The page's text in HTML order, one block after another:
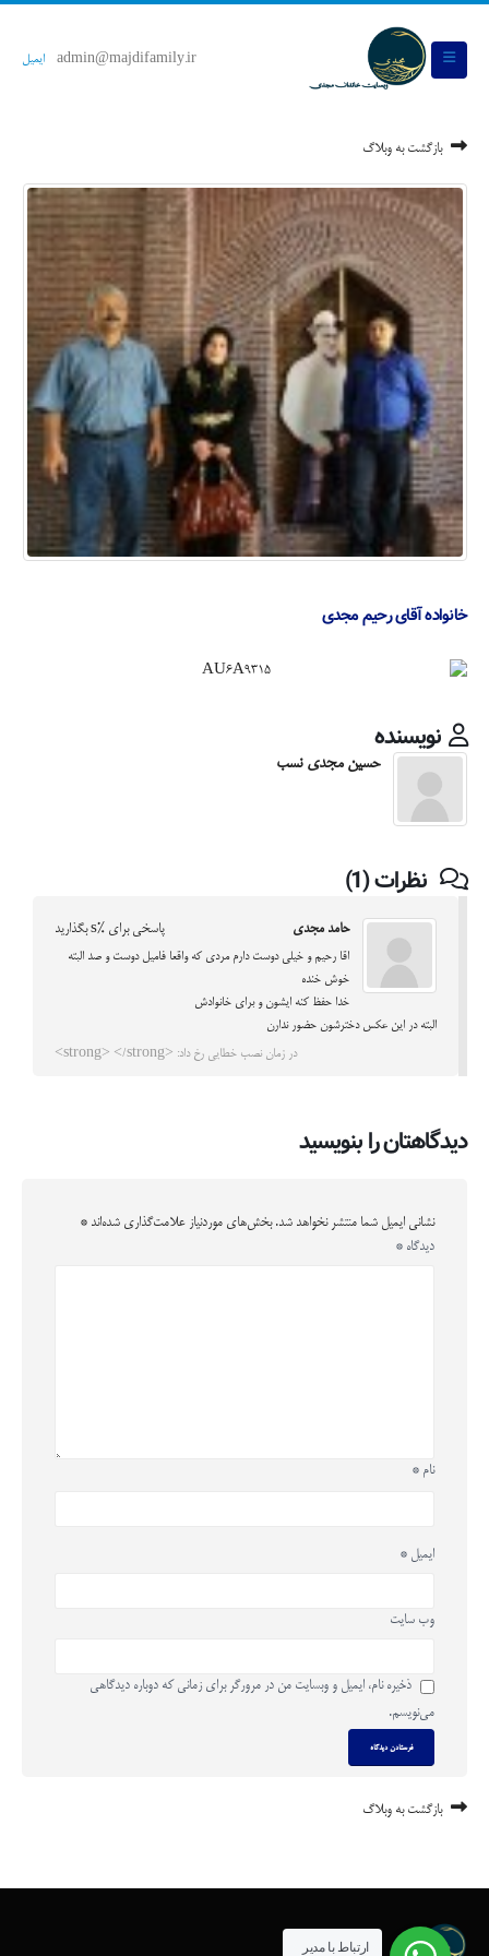
admin@majdifamily.ir ایمیل
بازگشت به وبلاگ
خانواده آقای رحیم مجدی
نویسنده
حسین مجدی نسب
نظرات (1)
حامد مجدی پاسخی برای %s بگذارید
اقا رحیم و خیلی دوست دارم مردی که واقعا فامیل دوست و صد البته
خوش خنده
خدا حفظ کنه ایشون و برای خانوادش
البته در این عکس دخترشون حضور ندارن
در زمان نصب خطایی رخ داد: <strong> </strong>
دیدگاهتان را بنویسید
نشانی ایمیل شما منتشر نخواهد شد. بخش‌های موردنیاز علامت‌گذاری شده‌اند *
دیدگاه *
نام *
ایمیل *
وب‌ سایت
ذخیره نام، ایمیل و وبسایت من در مرورگر برای زمانی که دوباره دیدگاهی
می‌نویسم.
بازگشت به وبلاگ
ارتباط با مدیر